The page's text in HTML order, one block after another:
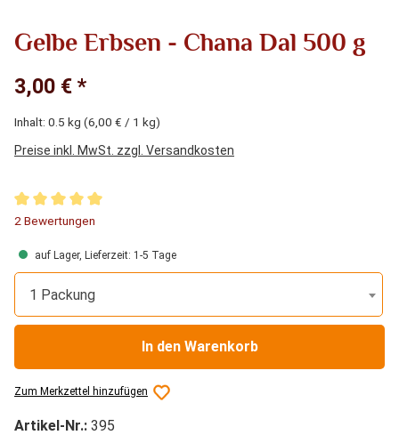
Gelbe Erbsen - Chana Dal 500 g
3,00 € *
Inhalt: 0.5 kg (6,00 € / 1 kg)
Preise inkl. MwSt. zzgl. Versandkosten
Durchschnittliche Bewertung von 5 von 5 Sternen
2 Bewertungen
auf Lager, Lieferzeit: 1-5 Tage
1 Packung
In den Warenkorb
Zum Merkzettel hinzufügen
Artikel-Nr.: 395